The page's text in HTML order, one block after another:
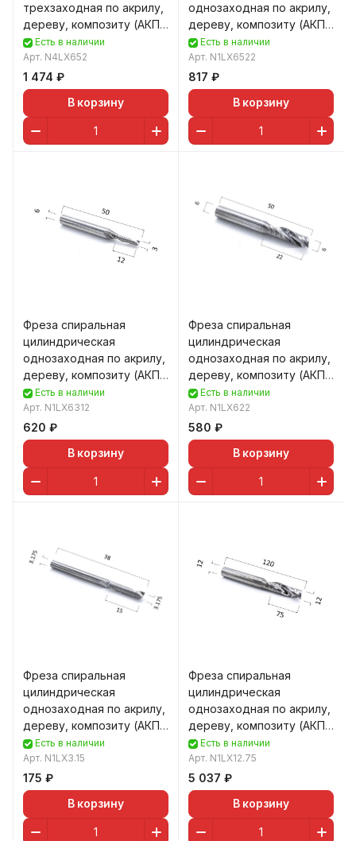
трехзаходная по акрилу,
дереву, композиту (АКП)
DJTOL N4LX.52
Есть в наличии
Арт. N4LX652
1 474 ₽
В корзину
однозаходная по акрилу,
дереву, композиту (АКП)
DJTOL N1LX6522
Есть в наличии
Арт. N1LX6522
817 ₽
В корзину
Фреза спиральная
цилиндрическая
однозаходная по акрилу,
дереву, композиту (АКП)
DJTOL N1LX6312
Есть в наличии
Арт. N1LX6312
620 ₽
В корзину
Фреза спиральная
цилиндрическая
однозаходная по акрилу,
дереву, композиту (АКП)
DJTOL N1LX622
Есть в наличии
Арт. N1LX622
580 ₽
В корзину
Фреза спиральная
цилиндрическая
однозаходная по акрилу,
дереву, композиту (АКП)
DJTOL N1LX3.15
Есть в наличии
Арт. N1LX3.15
175 ₽
В корзину
Фреза спиральная
цилиндрическая
однозаходная по акрилу,
дереву, композиту (АКП)
DJTOL N1LX12.75
Есть в наличии
Арт. N1LX12.75
5 037 ₽
В корзину